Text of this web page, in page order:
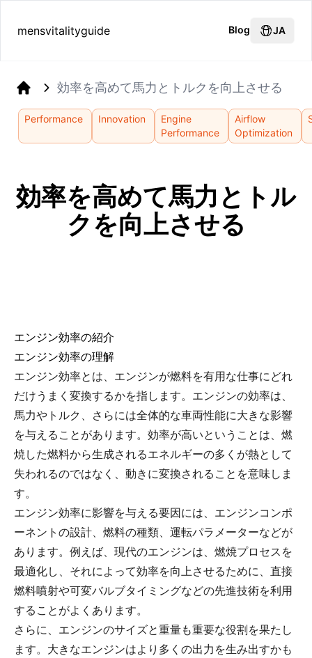
mensvitalityguide Blog JA
効率を高めて馬力とトルクを向上させる
Performance Innovation
Engine
Performance
Airflow
Optimization
効率を高めて馬力とトル
クを向上させる
エンジン効率の紹介
エンジン効率の理解
エンジン効率とは、エンジンが燃料を有用な仕事にどれ
だけうまく変換するかを指します。エンジンの効率は、
馬力やトルク、さらには全体的な車両性能に大きな影響
を与えることがあります。効率が高いということは、燃
焼した燃料から生成されるエネルギーの多くが熱として
失われるのではなく、動きに変換されることを意味しま
す。
エンジン効率に影響を与える要因には、エンジンコンポ
ーネントの設計、燃料の種類、運転パラメーターなどが
あります。例えば、現代のエンジンは、燃焼プロセスを
最適化し、それによって効率を向上させるために、直接
燃料噴射や可変バルブタイミングなどの先進技術を利用
することがよくあります。
さらに、エンジンのサイズと重量も重要な役割を果たし
ます。大きなエンジンはより多くの出力を生み出すかも